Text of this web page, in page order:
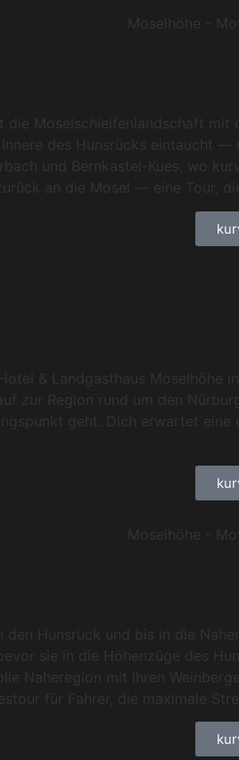
die Moselschleifenlandschaft
des Hunsrücks eintaucht
und Bernkastel-Kues, wo
an die Mosel — eine Tour,
& Landgasthaus Moselhöhe
zur Region rund um den
geht. Dich erwartet
Hunsrück und bis in die
sie in die Höhenzüge des
Naheregion mit ihren
für Fahrer, die maximale